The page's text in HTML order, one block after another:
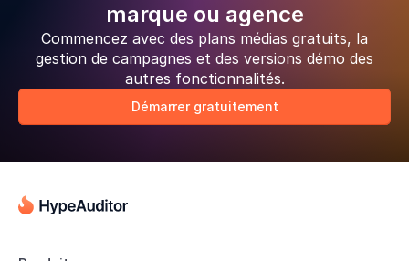
marque ou agence
Commencez avec des plans médias gratuits, la
gestion de campagnes et des versions démo des
autres fonctionnalités.
Démarrer gratuitement